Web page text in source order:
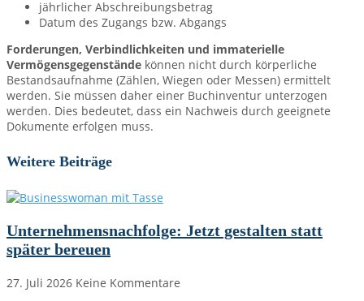
jährlicher Abschreibungsbetrag
Datum des Zugangs bzw. Abgangs
Forderungen, Verbindlichkeiten und immaterielle
Vermögensgegenstände können nicht durch körperliche
Bestandsaufnahme (Zählen, Wiegen oder Messen) ermittelt
werden. Sie müssen daher einer Buchinventur unterzogen
werden. Dies bedeutet, dass ein Nachweis durch geeignete
Dokumente erfolgen muss.
Weitere Beiträge
Unternehmensnachfolge: Jetzt gestalten statt
später bereuen
27. Juli 2026 Keine Kommentare